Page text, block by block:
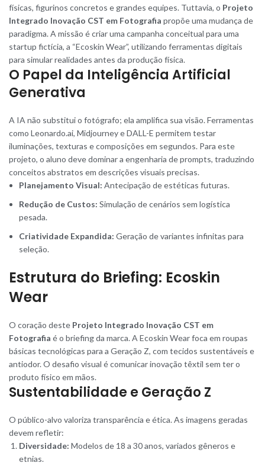
físicas, figurinos concretos e grandes equipes. Tuttavia, o Projeto
Integrado Inovação CST em Fotografia propõe uma mudança de
paradigma. A missão é criar uma campanha conceitual para uma
startup fictícia, a “Ecoskin Wear”, utilizando ferramentas digitais
para simular realidades antes da produção física.
O Papel da Inteligência Artificial
Generativa
A IA não substitui o fotógrafo; ela amplifica sua visão. Ferramentas
como Leonardo.ai, Midjourney e DALL-E permitem testar
iluminações, texturas e composições em segundos. Para este
projeto, o aluno deve dominar a engenharia de prompts, traduzindo
conceitos abstratos em descrições visuais precisas.
Planejamento Visual: Antecipação de estéticas futuras.
Redução de Custos: Simulação de cenários sem logística
pesada.
Criatividade Expandida: Geração de variantes infinitas para
seleção.
Estrutura do Briefing: Ecoskin
Wear
O coração deste Projeto Integrado Inovação CST em
Fotografia é o briefing da marca. A Ecoskin Wear foca em roupas
básicas tecnológicas para a Geração Z, com tecidos sustentáveis e
antiodor. O desafio visual é comunicar inovação têxtil sem ter o
produto físico em mãos.
Sustentabilidade e Geração Z
O público-alvo valoriza transparência e ética. As imagens geradas
devem refletir:
Diversidade: Modelos de 18 a 30 anos, variados gêneros e
etnias.